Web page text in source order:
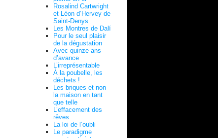
Rosalind Cartwright
et Léon d’Hervey de
Saint-Denys
Les Montres de Dalí
Pour le seul plaisir
de la dégustation
Avec quinze ans
d’avance
L’irreprésentable
À la poubelle, les
déchets !
Les briques et non
la maison en tant
que telle
L’effacement des
rêves
La loi de l’oubli
Le paradigme